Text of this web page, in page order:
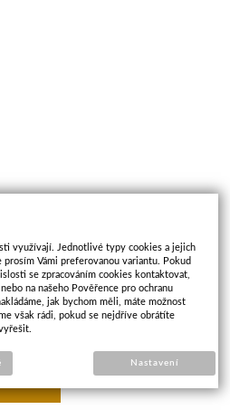
využívají. Jednotlivé typy cookies a jejich
Vámi preferovanou variantu. Pokud
se zpracováním cookies kontaktovat,
na našeho Pověřence pro ochranu
jak bychom měli, máte možnost
však rádi, pokud se nejdříve obrátíte
Nastavení